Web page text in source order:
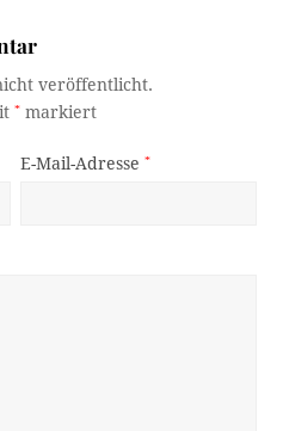
veröffentlicht.
* markiert
E-Mail-Adresse*